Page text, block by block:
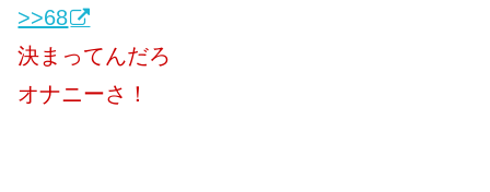
>>68
決まってんだろ
オナニーさ！